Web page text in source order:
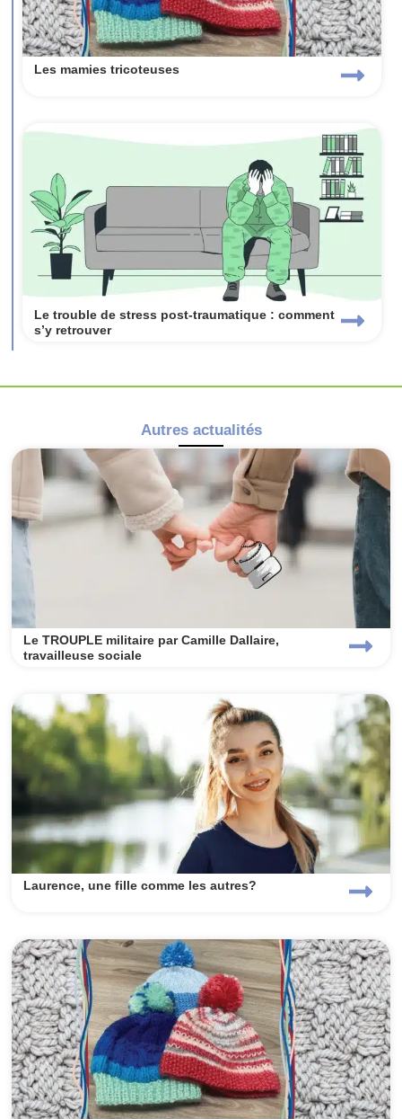
Les mamies tricoteuses
Le trouble de stress post-traumatique : comment
s’y retrouver
Autres actualités
Le TROUPLE militaire par Camille Dallaire,
travailleuse sociale
Laurence, une fille comme les autres?